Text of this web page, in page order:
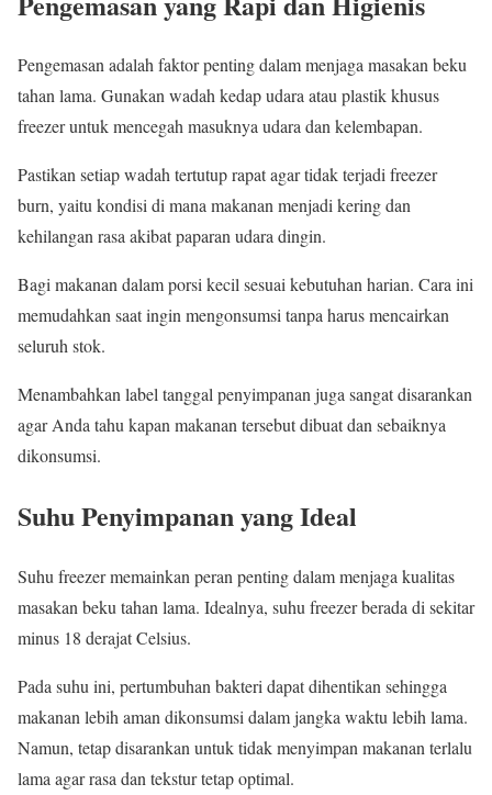
Pengemasan adalah faktor penting dalam menjaga masakan beku
tahan lama. Gunakan wadah kedap udara atau plastik khusus
freezer untuk mencegah masuknya udara dan kelembapan.
Pastikan setiap wadah tertutup rapat agar tidak terjadi freezer
burn, yaitu kondisi di mana makanan menjadi kering dan
kehilangan rasa akibat paparan udara dingin.
Bagi makanan dalam porsi kecil sesuai kebutuhan harian. Cara ini
memudahkan saat ingin mengonsumsi tanpa harus mencairkan
seluruh stok.
Menambahkan label tanggal penyimpanan juga sangat disarankan
agar Anda tahu kapan makanan tersebut dibuat dan sebaiknya
dikonsumsi.
Suhu Penyimpanan yang Ideal
Suhu freezer memainkan peran penting dalam menjaga kualitas
masakan beku tahan lama. Idealnya, suhu freezer berada di sekitar
minus 18 derajat Celsius.
Pada suhu ini, pertumbuhan bakteri dapat dihentikan sehingga
makanan lebih aman dikonsumsi dalam jangka waktu lebih lama.
Namun, tetap disarankan untuk tidak menyimpan makanan terlalu
lama agar rasa dan tekstur tetap optimal.